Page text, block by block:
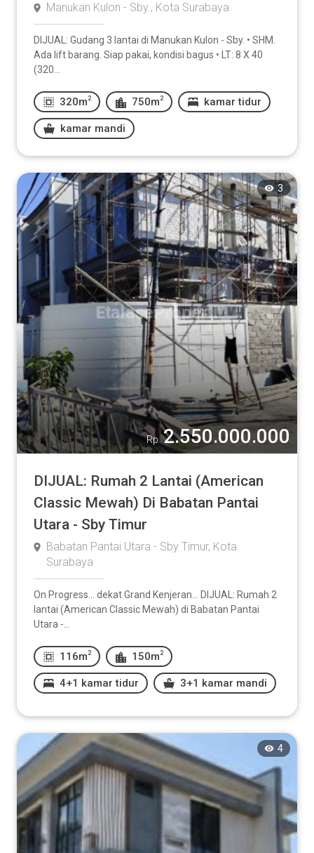
Manukan Kulon - Sby., Kota Surabaya
DIJUAL: Gudang 3 lantai di Manukan Kulon - Sby. • SHM.
Ada lift barang. Siap pakai, kondisi bagus • LT: 8 X 40
(320...
320m 2 750m 2 kamar tidur
kamar mandi
3
Rp 2.550.000.000
DIJUAL: Rumah 2 Lantai (American
Classic Mewah) Di Babatan Pantai
Utara - Sby Timur
Babatan Pantai Utara - Sby Timur, Kota
Surabaya
On Progress... dekat Grand Kenjeran... DIJUAL: Rumah 2
lantai (American Classic Mewah) di Babatan Pantai
Utara -...
116m 2 150m 2
4+1 kamar tidur 3+1 kamar mandi
4